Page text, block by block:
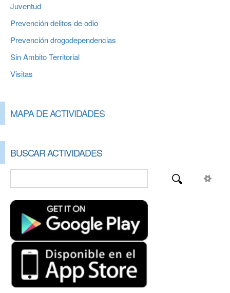
Juventud
Prevención delitos de odio
Prevención drogodependencias
Sin Ambito Territorial
Visitas
MAPA DE ACTIVIDADES
BUSCAR ACTIVIDADES